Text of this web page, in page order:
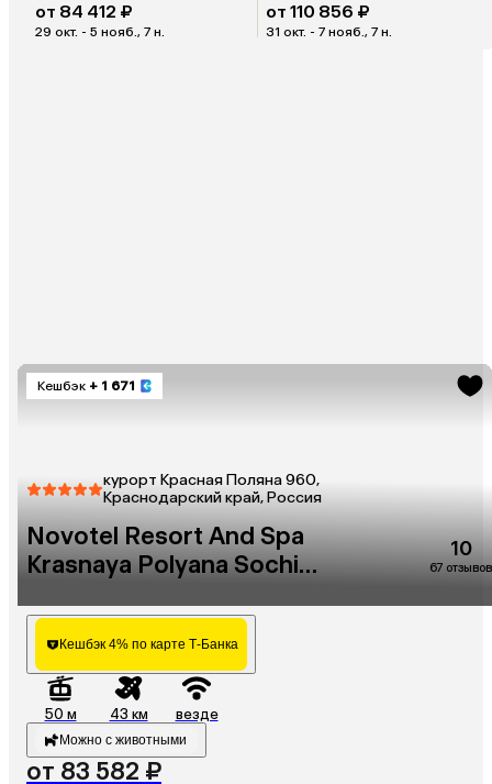
от 84 412 ₽
29 окт. - 5 нояб., 7 н.
от 110 856 ₽
31 окт. - 7 нояб., 7 н.
Кешбэк + 1 671
курорт Красная Поляна 960,
Краснодарский край, Россия
Novotel Resort And Spa
Krasnaya Polyana Sochi
10
67 отзывов
Кешбэк 4% по карте Т-Банка
50 м 43 км везде
Можно с животными
от 83 582 ₽